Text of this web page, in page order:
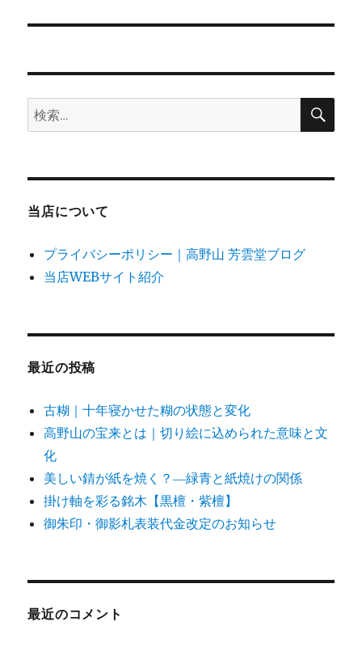
ー
ン
投
検
索:
検
当店について
プライバシーポリシー｜高野山 芳雲堂ブログ
当店WEBサイト紹介
最近の投稿
古糊｜十年寝かせた糊の状態と変化
高野山の宝来とは｜切り絵に込められた意味と文
化
美しい錆が紙を焼く？―緑青と紙焼けの関係
掛け軸を彩る銘木【黒檀・紫檀】
御朱印・御影札表装代金改定のお知らせ
最近のコメント